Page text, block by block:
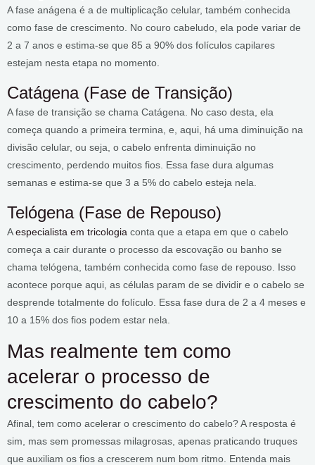
A fase anágena é a de multiplicação celular, também conhecida
como fase de crescimento. No couro cabeludo, ela pode variar de
2 a 7 anos e estima-se que 85 a 90% dos folículos capilares
estejam nesta etapa no momento.
Catágena (Fase de Transição)
A fase de transição se chama Catágena. No caso desta, ela
começa quando a primeira termina, e, aqui, há uma diminuição na
divisão celular, ou seja, o cabelo enfrenta diminuição no
crescimento, perdendo muitos fios. Essa fase dura algumas
semanas e estima-se que 3 a 5% do cabelo esteja nela.
Telógena (Fase de Repouso)
Aespecialista em tricologia conta que a etapa em que o cabelo
começa a cair durante o processo da escovação ou banho se
chama telógena, também conhecida como fase de repouso. Isso
acontece porque aqui, as células param de se dividir e o cabelo se
desprende totalmente do folículo. Essa fase dura de 2 a 4 meses e
10 a 15% dos fios podem estar nela.
Mas realmente tem como
acelerar o processo de
crescimento do cabelo?
Afinal, tem como acelerar o crescimento do cabelo? A resposta é
sim, mas sem promessas milagrosas, apenas praticando truques
que auxiliam os fios a crescerem num bom ritmo. Entenda mais